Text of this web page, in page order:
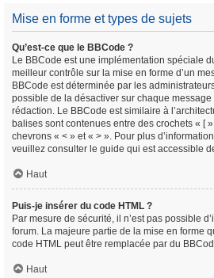
Mise en forme et types de sujets
Qu’est-ce que le BBCode ?
Le BBCode est une implémentation spéciale
meilleur contrôle sur la mise en forme d’un
BBCode est déterminée par les
possible de la désactiver sur chaque
rédaction. Le BBCode est similaire à
balises sont contenues entre des crochets « [
chevrons « < » et « > ». Pour plus
veuillez consulter le guide qui est accessible
Haut
Puis-je insérer du code HTML ?
Par mesure de sécurité, il n’est pas possible
forum. La majeure partie de la mise en forme
code HTML peut être remplacée par du
Haut